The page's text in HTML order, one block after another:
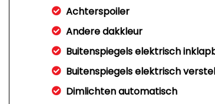
Achterspoiler
Andere dakkleur
Buitenspiegels elektrisch
Buitenspiegels elektrisch
Dimlichten automatisch